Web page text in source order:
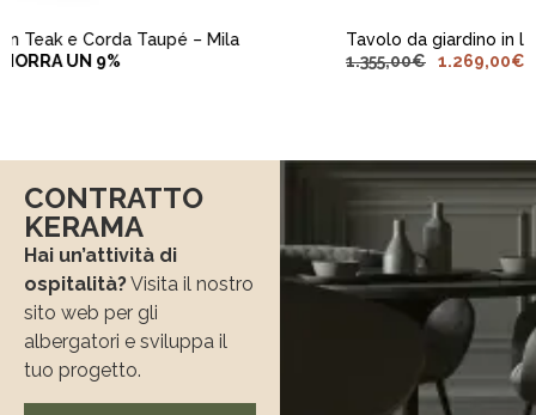
Tavolo da giardino in legno di teak 240x100cm – Delfos
1.355,00 € 1.269,00
CONTRATTO
KERAMA
Hai un’attività di
ospitalità?Visita il nostro
sito web per gli
albergatori e sviluppa il
tuo progetto.